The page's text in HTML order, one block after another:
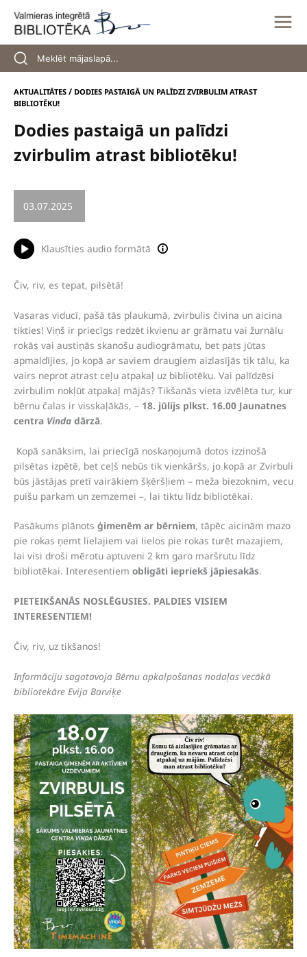
content
AKTUALITĀTES / DODIES PASTAIGĀ UN PALĪDZI ZVIRBULIM ATRAST
BIBLIOTĒKU!
Dodies pastaigā un palīdzi
zvirbulim atrast bibliotēku!
03.07.2025
Klausīties audio formātā
Čiv, riv, es tepat, pilsētā!
Vasaras viducī, pašā tās plaukumā, zvirbulis čivina un aicina
tikties! Viņš ir priecīgs redzēt ikvienu ar grāmatu vai žurnālu
rokās vai austiņās skanošu audiogrāmatu, bet pats jūtas
apmaldījies, jo kopā ar saviem draugiem aizlasījās tik tālu, ka
vairs neprot atrast ceļu atpakaļ uz bibliotēku. Vai palīdzēsi
zvirbulim nokļūt atpakaļ mājās? Tikšanās vieta izvēlēta tur, kur
bērnu čalas ir visskaļākās, – 18. jūlijs plkst. 16.00 Jaunatnes
centra Vinda dārzā.
Kopā sanāksim, lai priecīgā noskaņojumā dotos izzinošā
pilsētas izpētē, bet ceļš nebūs tik vienkāršs, jo kopā ar Zvirbuli
būs jāstājas pretī vairākiem šķēršļiem – meža biezoknim, vecu
puišu parkam un zemzemei –, lai tiktu līdz bibliotēkai.
Pasākums plānots ģimenēm ar bērniem, tāpēc aicinām mazo
pie rokas ņemt lielajiem vai lielos pie rokas turēt mazajiem,
lai visi droši mērotu aptuveni 2 km garo maršrutu līdz
bibliotēkai. Interesentiem obligāti iepriekš jāpiesakās.
PIETEIKŠANĀS NOSLĒGUSIES. PALDIES VISIEM
INTERESENTIEM!
Čiv, riv, uz tikšanos!
Informāciju sagatavoja Bērnu apkalpošanas nodaļas vecākā
bibliotekāre Evija Barviķe